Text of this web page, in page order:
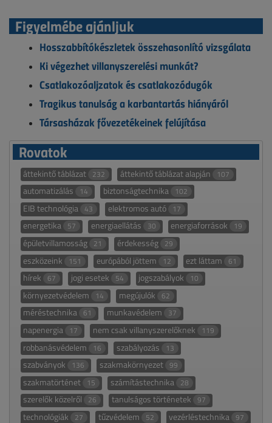
Figyelmébe ajánljuk
Hosszabbítókészletek összehasonlító vizsgálata
Ki végezhet villanyszerelési munkát?
Csatlakozóaljzatok és csatlakozódugók
Tragikus tanulság a karbantartás hiányáról
Társasházak fővezetékeinek felújítása
Rovatok
áttekintő táblázat 232 áttekintő táblázat alapján 107
automatizálás 14 biztonságtechnika 102
EIB technológia 43 elektromos autó 17
energetika 57 energiaellátás 30 energiaforrások 19
épületvillamosság 21 érdekesség 29
eszközeink 151 európából jöttem 12 ezt láttam 61
hírek 67 jogi esetek 54 jogszabályok 10
környezetvédelem 14 megújulók 62
méréstechnika 61 munkavédelem 37
napenergia 17 nem csak villanyszerelőknek 119
robbanásvédelem 16 szabályozás 13
szabványok 136 szakmakörnyezet 99
szakmatörténet 15 számítástechnika 28
szerelők közelről 26 tanulságos történetek 97
technológiák 27 tűzvédelem 52 vezérléstechnika 97